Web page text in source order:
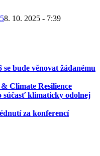
8. 10. 2025 - 7:39
se bude věnovat žádanému
Climate Resilience
súčasť klimaticky odolnej
za konferencí